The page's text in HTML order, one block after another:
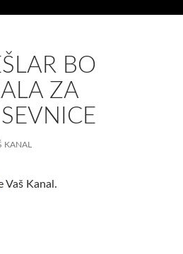
BO
ZA
KANAL
Vaš Kanal.